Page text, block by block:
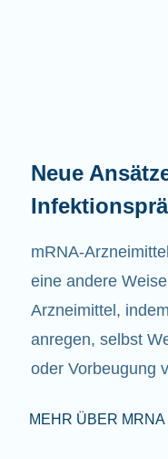
Neue
mRNA-
eine andere
Arzneimittel,
anregen, selbst
oder Vorbeugung
MEHR ÜBER MRNA